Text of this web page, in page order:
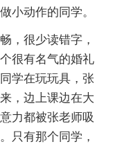
小动作的同学。
，很少读错字，
很有名气的婚礼
学在玩玩具，张
，边上课边在大
力都被张老师吸
只有那个同学，